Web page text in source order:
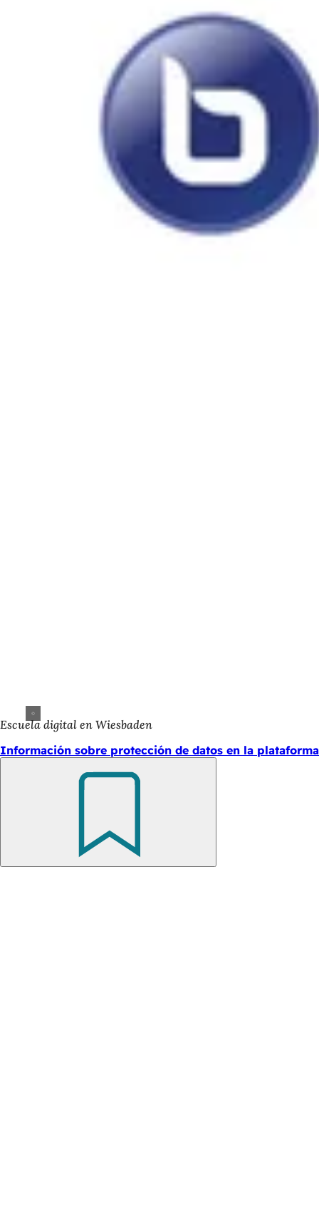
Escuela digital en Wiesbaden
Información sobre protección de datos en la
de
Wiesbaden Congress & Marketing GmbH